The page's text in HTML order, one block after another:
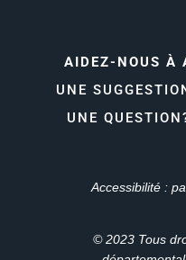
AIDEZ-NOUS À
UNE
UNE
Accessibilité :
© 2023 Tous